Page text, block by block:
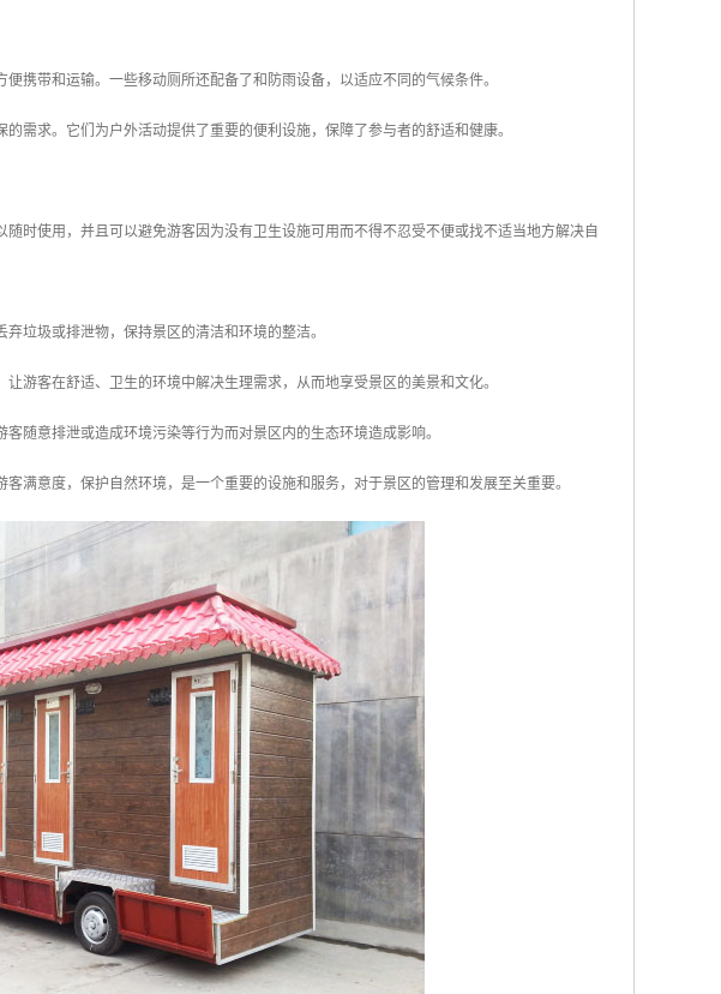
携带和运输。一些移动厕所还配备了和防雨设备，以适应不同的气候条件。
需求。它们为户外活动提供了重要的便利设施，保障了参与者的舒适和健康。
时使用，并且可以避免游客因为没有卫生设施可用而不得不忍受不便或找不适当地方解决自
垃圾或排泄物，保持景区的清洁和环境的整洁。
游客在舒适、卫生的环境中解决生理需求，从而地享受景区的美景和文化。
随意排泄或造成环境污染等行为而对景区内的生态环境造成影响。
满意度，保护自然环境，是一个重要的设施和服务，对于景区的管理和发展至关重要。